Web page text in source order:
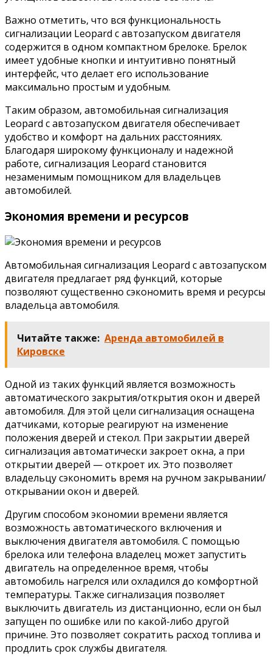
Важно отметить, что вся функциональность
сигнализации Leopard с автозапуском двигателя
содержится в одном компактном брелоке. Брелок
имеет удобные кнопки и интуитивно понятный
интерфейс, что делает его использование
максимально простым и удобным.
Таким образом, автомобильная сигнализация
Leopard с автозапуском двигателя обеспечивает
удобство и комфорт на дальних расстояниях.
Благодаря широкому функционалу и надежной
работе, сигнализация Leopard становится
незаменимым помощником для владельцев
автомобилей.
Экономия времени и ресурсов
Автомобильная сигнализация Leopard с автозапуском
двигателя предлагает ряд функций, которые
позволяют существенно сэкономить время и ресурсы
владельца автомобиля.
Читайте также: Аренда автомобилей в
Кировске
Одной из таких функций является возможность
автоматического закрытия/открытия окон и дверей
автомобиля. Для этой цели сигнализация оснащена
датчиками, которые реагируют на изменение
положения дверей и стекол. При закрытии дверей
сигнализация автоматически закроет окна, а при
открытии дверей — откроет их. Это позволяет
владельцу сэкономить время на ручном закрывании/
открывании окон и дверей.
Другим способом экономии времени является
возможность автоматического включения и
выключения двигателя автомобиля. С помощью
брелока или телефона владелец может запустить
двигатель на определенное время, чтобы
автомобиль нагрелся или охладился до комфортной
температуры. Также сигнализация позволяет
выключить двигатель из дистанционно, если он был
запущен по ошибке или по какой-либо другой
причине. Это позволяет сократить расход топлива и
продлить срок службы двигателя.